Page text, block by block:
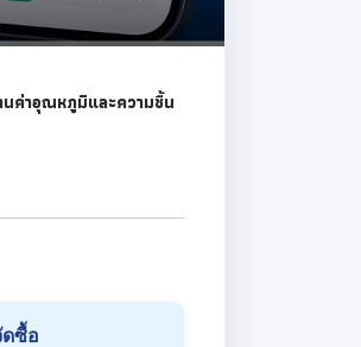
นค่าอุณหภูมิและความชื้น
ดซื้อ